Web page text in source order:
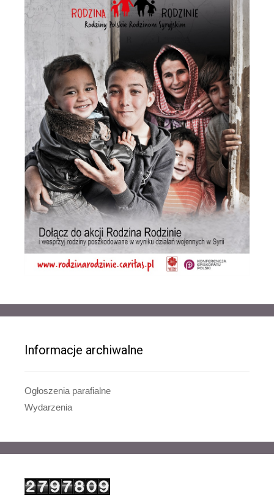
Informacje archiwalne
Ogłoszenia parafialne
Wydarzenia